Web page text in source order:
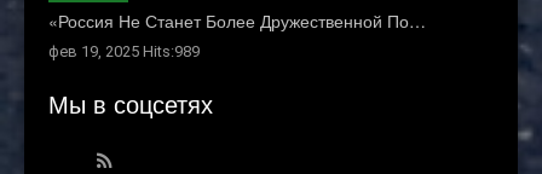
«Россия Не Станет Более Дружественной По…
фев 19, 2025 Hits:989
Мы в соцсетях